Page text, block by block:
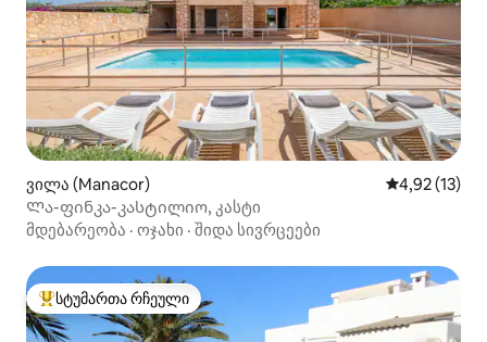
ვილა (Manacor) საშუალო
4,92 (13)
Ლა-ფინკა-კასტილიო, კასტი
მდებარეობა · ოჯახი · შიდა სივრცეები
სტუმართა რჩეული მოწინავე ვარიანტი
სტუმართა რჩეული